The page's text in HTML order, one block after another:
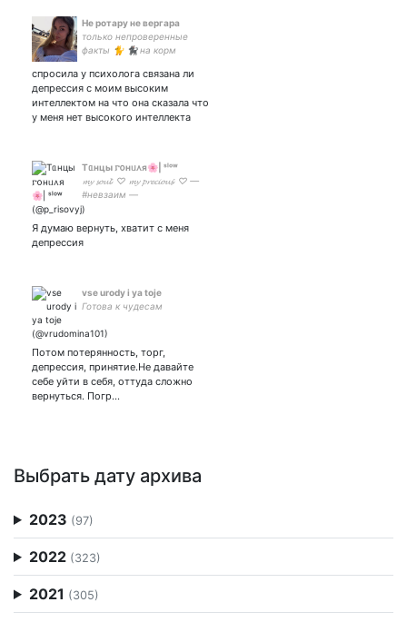
Не ротару не вергара
только непроверенные
факты 🐈 🐈‍⬛ на корм
нюдсочетверг был каждый
день 5484 3800 1988 1580
спросила у психолога связана ли
депрессия с моим высоким
интеллектом на что она сказала что
у меня нет высокого интеллекта
Тᥲнцы 𐌲᧐нᥙ᧘я🌸| ˢˡᵒʷ
𝓶𝔂 𝓼𝓸𝓾𝓵: ♡ 𝓶𝔂 𝓹𝓻𝓮𝓬𝓲𝓸𝓾𝓼: ♡ —
#невзаим —
Я думаю вернуть, хватит с меня
депрессия
vse urody i ya toje
Готова к чудесам
Потом потерянность, торг,
депрессия, принятие.Не давайте
себе уйти в себя, оттуда сложно
вернуться. Погр…
Выбрать дату архива
2023 (97)
2022 (323)
2021 (305)